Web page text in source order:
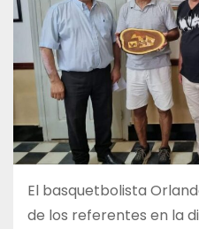
El basquetbolista
de los referentes en la